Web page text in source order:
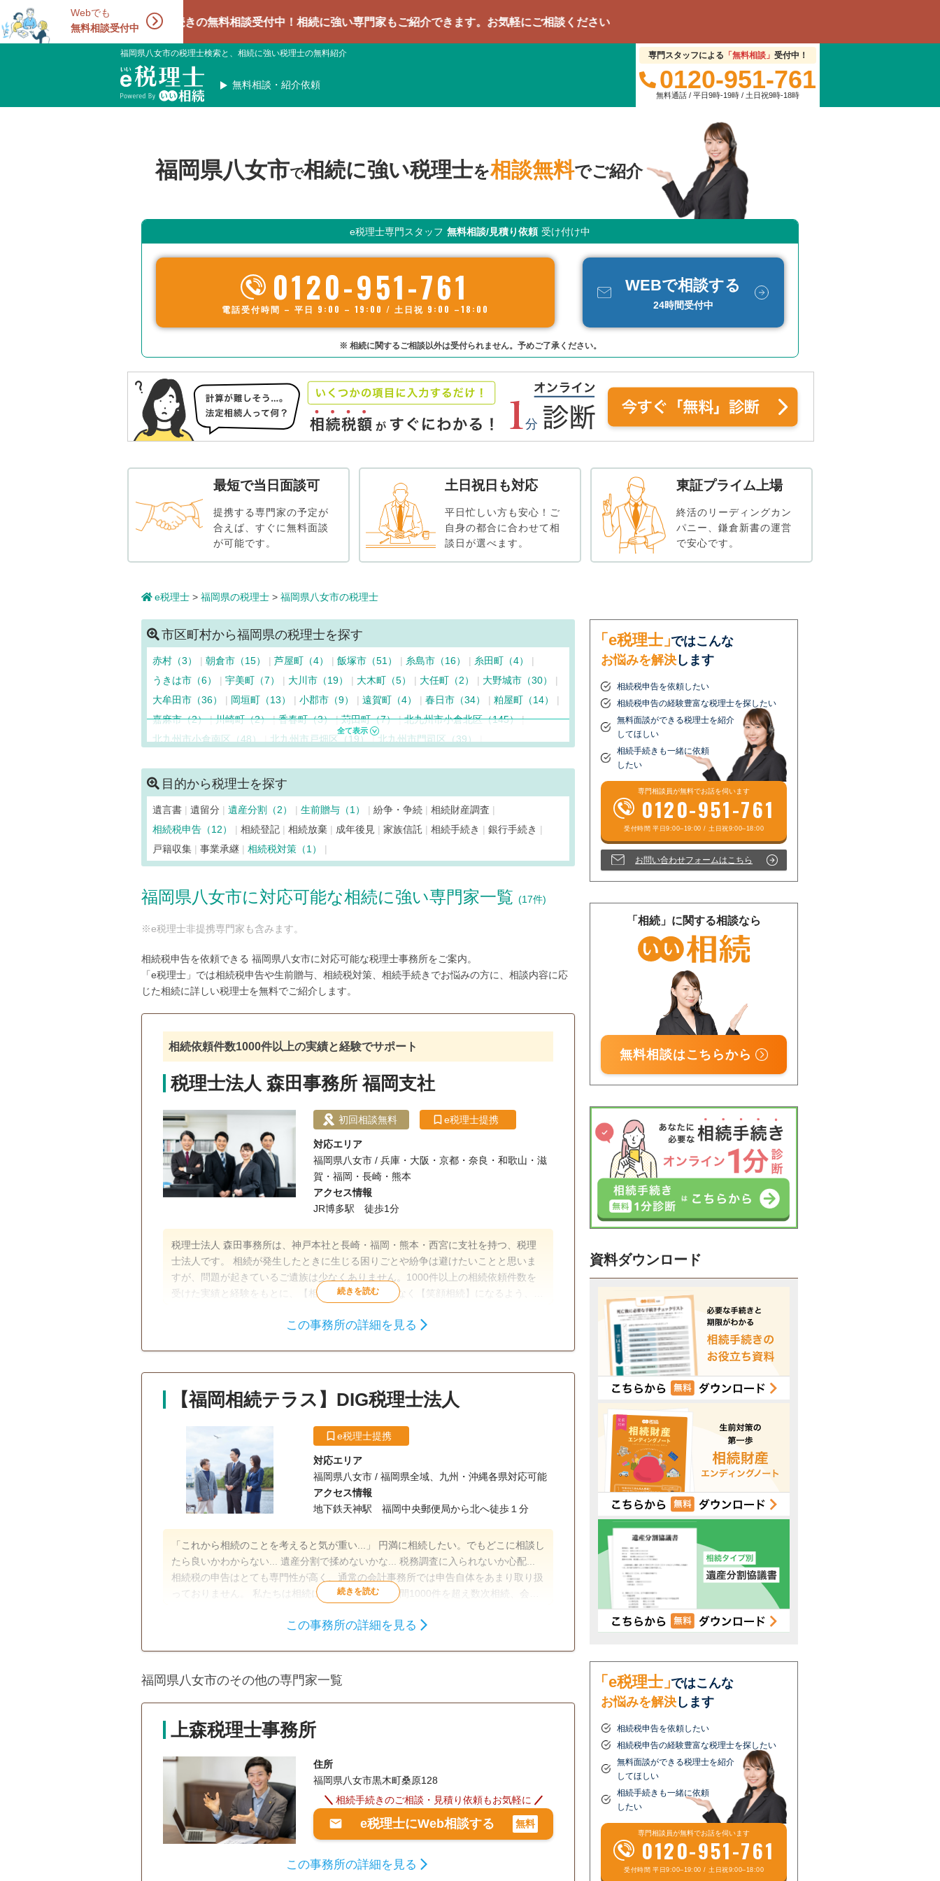
Webでも
無料相談受付中
相続手続きの無料相談受付中！相続に強い専門家もご紹介できます。お気軽にご相談ください
福岡県八女市の税理士検索と、相続に強い税理士の無料紹介
無料相談・紹介依頼
専門スタッフによる 「無料相談」 受付中！
0120-951-761
無料通話 / 平日9時-19時 / 土日祝9時-18時
福岡県八女市で相続に強い税理士を相談無料でご紹介
e税理士専門スタッフ 無料相談/見積り依頼 受け付け中
0120-951-761
電話受付時間 – 平日 9:00 – 19:00 / 土日祝 9:00 –18:00
WEBで相談する
24時間受付中
※ 相続に関するご相談以外は受付られません。予めご了承ください。
最短で当日面談可
提携する専門家の予定が
合えば、すぐに無料面談
が可能です。
土日祝日も対応
平日忙しい方も安心！ご
自身の都合に合わせて相
談日が選べます。
東証プライム上場
終活のリーディングカン
パニー、鎌倉新書の運営
で安心です。
e税理士 > 福岡県の税理士 > 福岡県八女市の税理士
市区町村から福岡県の税理士を探す
赤村（3） 朝倉市（15） 芦屋町（4） 飯塚市（51） 糸島市（16）
糸田町（4）
うきは市（6）
宇美町（7） 大川市（19） 大木町（5） 大任町（2）
大野城市（30）
大牟田市（36）
岡垣町（13） 小郡市（9） 遠賀町（4） 春日市（34）
粕屋町（14）
嘉麻市（2） 川崎町（2） 香春町（3） 苅田町（7） 北九州市小倉北区（145）
北九州市小倉南区（48）
北九州市戸畑区（19）
北九州市門司区（39）
久留米市（159）
桂川町（2）
志免町（12） 新宮町（15） 須惠町（7） 添田町（3） 田川市（30） 大刀洗町（3）
太宰府市（16）
筑後市（8） 筑紫野市（50） 築上町（5） 筑前町（2）
那珂川市（10）
中間市（15） 直方市（17） 久山町（5）
広川町（6）
福岡市早良区（57）
福岡市城南区（27）
福津市（24） 豊前市（12） 水巻町（9） みやこ町（5） みやま市（5） 宮若市（6）
目的から税理士を探す
遺言書 遺留分 遺産分割（2） 生前贈与（1） 紛争・争続
相続財産調査
相続税申告（12）
相続登記 相続放棄 成年後見 家族信託 相続手続き
銀行手続き
戸籍収集
事業承継 相続税対策（1）
福岡県八女市に対応可能な相続に強い専門家一覧 (17件)
※e税理士非提携専門家も含みます。
相続税申告を依頼できる 福岡県八女市に対応可能な税理士事務所をご案内。
「e税理士」では相続税申告や生前贈与、相続税対策、相続手続きでお悩みの方に、相談内容に応
じた相続に詳しい税理士を無料でご紹介します。
相続依頼件数1000件以上の実績と経験でサポート
税理士法人 森田事務所 福岡支社
初回相談無料 e税理士提携
対応エリア
福岡県八女市 / 兵庫・大阪・京都・奈良・和歌山・滋
賀・福岡・長崎・熊本
アクセス情報
JR博多駅 徒歩1分
税理士法人 森田事務所は、神戸本社と長崎・福岡・熊本・西宮に支社を持つ、税理
士法人です。 相続が発生したときに生じる困りごとや紛争は避けたいことと思いま
すが、問題が起きているご遺族は少なくありません。1000件以上の相続依頼件数を
受けた実績と経験をもとに、【相続】が【争族】でなく【笑顔相続】になるよう、誠
生前贈与 相続税申告 相続税対策
この事務所の詳細を見る
【福岡相続テラス】DIG税理士法人
e税理士提携
対応エリア
福岡県八女市 / 福岡県全域、九州・沖縄各県対応可能
アクセス情報
地下鉄天神駅 福岡中央郵便局から北へ徒歩１分
「これから相続のことを考えると気が重い...」 円満に相続したい。でもどこに相談し
たら良いかわからない... 遺産分割で揉めないかな... 税務調査に入られないか心配...
相続税の申告はとても専門性が高く、通常の会計事務所では申告自体をあまり取り扱
っておりません。 私たちは相続に関するご相談は年間1000件を超え数次相続、会社
相続税申告
この事務所の詳細を見る
福岡県八女市のその他の専門家一覧
上森税理士事務所
住所
福岡県八女市黒木町桑原128
相続手続きのご相談・見積り依頼もお気軽に
e税理士にWeb相談する 無料
この事務所の詳細を見る
「e税理士」ではこんな
お悩みを解決 します
相続税申告を依頼したい
相続税申告の経験豊富な税理士を探したい
無料面談ができる税理士を紹介
してほしい
相続手続きも一緒に依頼
したい
専門相談員が無料でお話を伺います
0120-951-761
受付時間 平日9:00–19:00 / 土日祝9:00–18:00
お問い合わせフォームはこちら
「相続」に関する相談なら
無料相談はこちらから
資料ダウンロード
「e税理士」ではこんな
お悩みを解決 します
相続税申告を依頼したい
相続税申告の経験豊富な税理士を探したい
無料面談ができる税理士を紹介
してほしい
相続手続きも一緒に依頼
したい
専門相談員が無料でお話を伺います
0120-951-761